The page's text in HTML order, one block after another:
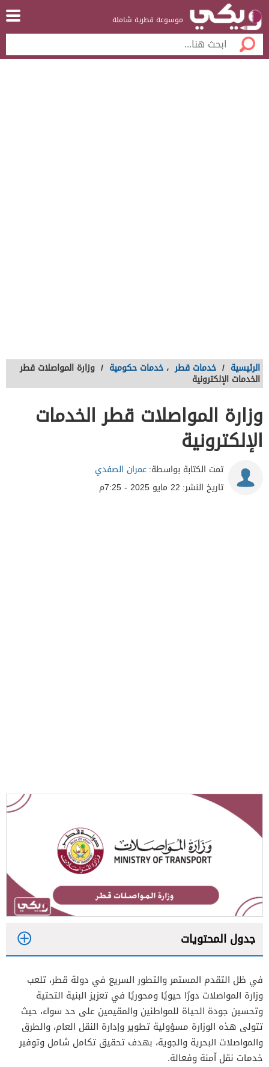
موسوعة قطرية شاملة
الرئيسية / خدمات قطر ، خدمات حكومية / وزارة المواصلات قطر
الخدمات الإلكترونية
وزارة المواصلات قطر الخدمات
الإلكترونية
تمت الكتابة بواسطة:عمران الصفدي
تاريخ النشر: 22 مايو 2025 - 7:25م
جدول المحتويات
2
في ظل التقدم المستمر والتطور السريع في دولة قطر، تلعب
وزارة المواصلات دورًا حيويًا ومحوريًا في تعزيز البنية التحتية
وتحسين جودة الحياة للمواطنين والمقيمين على حد سواء، حيث
تتولى هذه الوزارة مسؤولية تطوير وإدارة النقل العام، والطرق
والمواصلات البحرية والجوية، بهدف تحقيق تكامل شامل وتوفير
خدمات نقل آمنة وفعالة.